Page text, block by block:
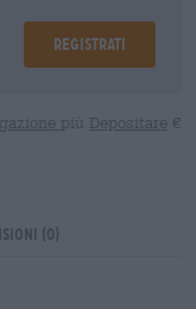
Registrati
più Depositare €
(0)